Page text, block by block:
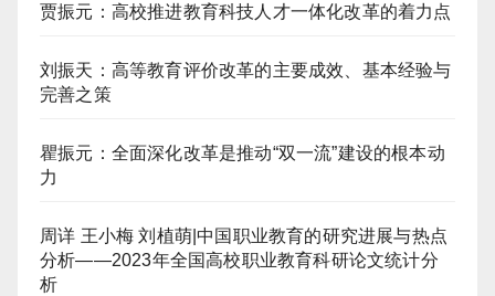
贾振元：高校推进教育科技人才一体化改革的着力点
刘振天：高等教育评价改革的主要成效、基本经验与
完善之策
瞿振元：全面深化改革是推动“双一流”建设的根本动
力
周详 王小梅 刘植萌|中国职业教育的研究进展与热点
分析——2023年全国高校职业教育科研论文统计分
析